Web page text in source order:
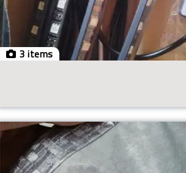
3 items